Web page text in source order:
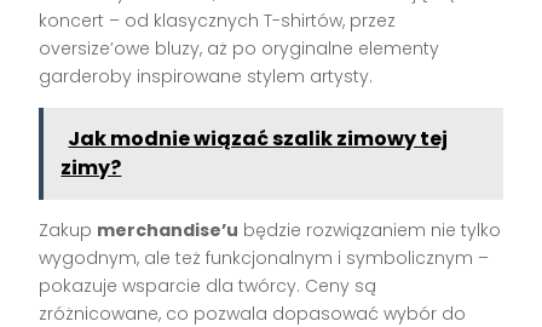
koncert – od klasycznych T-shirtów, przez
oversize’owe bluzy, aż po oryginalne elementy
garderoby inspirowane stylem artysty.
Jak modnie wiązać szalik zimowy tej
zimy?
Zakup merchandise’u będzie rozwiązaniem nie tylko
wygodnym, ale też funkcjonalnym i symbolicznym –
pokazuje wsparcie dla twórcy. Ceny są
zróżnicowane, co pozwala dopasować wybór do